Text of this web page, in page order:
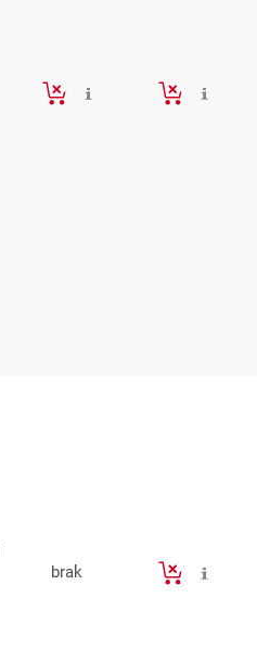
brak